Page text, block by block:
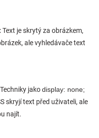
Text je skrytý za obrázkem,
ale vyhledávače text
Techniky jakodisplay: none;
skryjí text před uživateli, ale
najít.